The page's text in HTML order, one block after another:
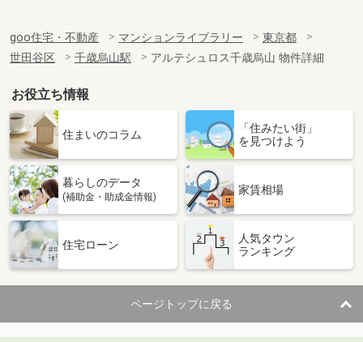
goo住宅・不動産 マンションライブラリー
東京都
世田谷区
千歳烏山駅 アルテシュロス千歳烏山 物件詳細
お役立ち情報
住まいのコラム
「住みたい街」
を見つけよう
暮らしのデータ
(補助金・助成金情報)
家賃相場
住宅ローン
人気タウン
ランキング
ページトップに戻る